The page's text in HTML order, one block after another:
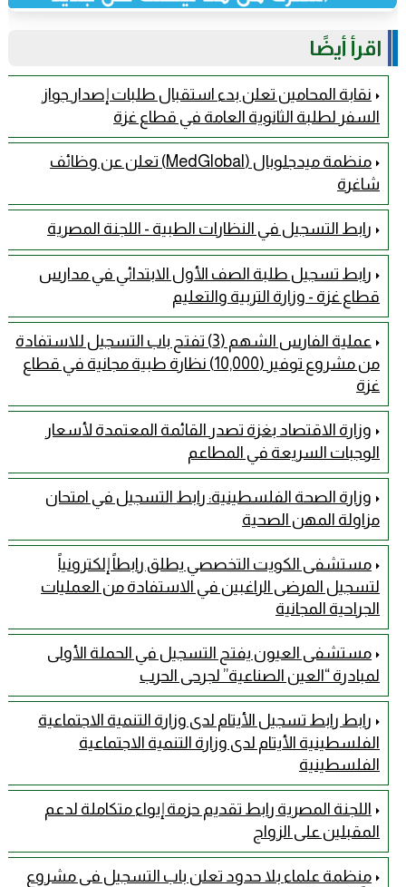
اقرأ أيضًا
نقابة المحامين تعلن بدء استقبال طلبات إصدار جواز
السفر لطلبة الثانوية العامة في قطاع غزة
منظمة ميدجلوبال (MedGlobal) تعلن عن وظائف
شاغرة
رابط التسجيل في النظارات الطبية - اللجنة المصرية
رابط تسجيل طلبة الصف الأول الابتدائي في مدارس
قطاع غزة - وزارة التربية والتعليم
عملية الفارس الشهم (3) تفتح باب التسجيل للاستفادة
من مشروع توفير (10,000) نظارة طبية مجانية في قطاع
غزة
وزارة الاقتصاد بغزة تصدر القائمة المعتمدة لأسعار
الوجبات السريعة في المطاعم
وزارة الصحة الفلسطينية: رابط التسجيل في امتحان
مزاولة المهن الصحية
مستشفى الكويت التخصصي يطلق رابطاً إلكترونياً
لتسجيل المرضى الراغبين في الاستفادة من العمليات
الجراحية المجانية
مستشفى العيون يفتح التسجيل في الحملة الأولى
لمبادرة “العين الصناعية” لجرحى الحرب
رابط رابط تسجيل الأيتام لدى وزارة التنمية الاجتماعية
الفلسطينية الأيتام لدى وزارة التنمية الاجتماعية
الفلسطينية
اللجنة المصرية رابط تقديم حزمة إيواء متكاملة لدعم
المقبلين على الزواج
منظمة علماء بلا حدود تعلن باب التسجيل في مشروع